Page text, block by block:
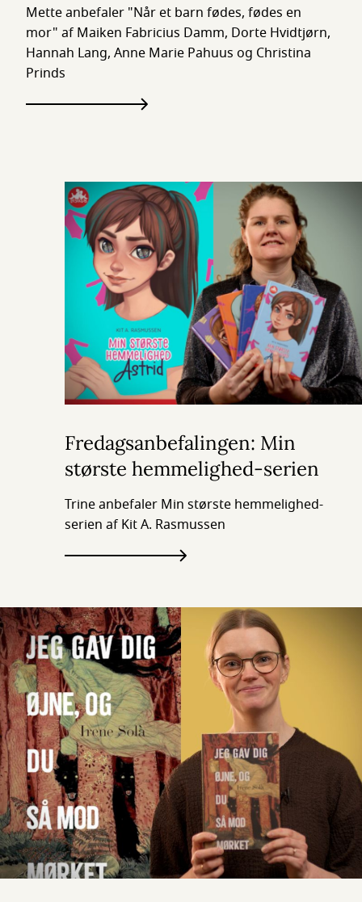
Mette anbefaler "Når et barn fødes, fødes en
mor" af Maiken Fabricius Damm, Dorte Hvidtjørn,
Hannah Lang, Anne Marie Pahuus og Christina
Prinds
Fredagsanbefalingen: Min
største hemmelighed-serien
Trine anbefaler Min største hemmelighed-
serien af Kit A. Rasmussen